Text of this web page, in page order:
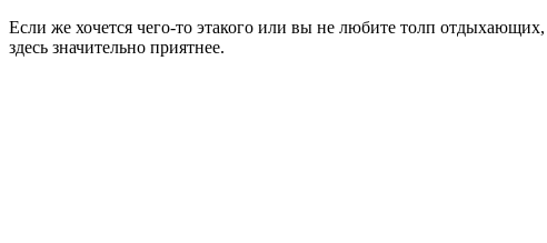
Если же хочется чего-то этакого или вы не любите толп
здесь значительно приятнее.